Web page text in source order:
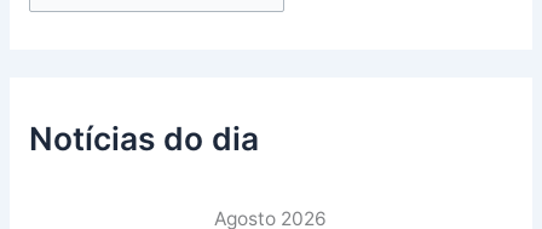
Notícias do dia
Agosto 2026